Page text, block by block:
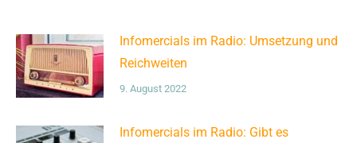
Infomercials im Radio: Umsetzung und
Reichweiten
9. August 2022
Infomercials im Radio: Gibt es